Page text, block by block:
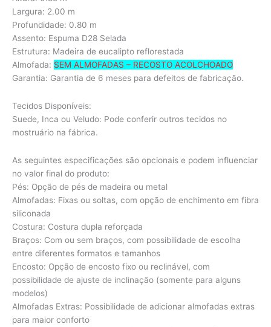
Largura: 2.00 m
Profundidade: 0.80 m
Assento: Espuma D28 Selada
Estrutura: Madeira de eucalipto reflorestada
Almofada: SEM ALMOFADAS – RECOSTO ACOLCHOADO
Garantia: Garantia de 6 meses para defeitos de fabricação.
Tecidos Disponíveis:
Suede, Inca ou Veludo: Pode conferir outros tecidos no
mostruário na fábrica.
As seguintes especificações são opcionais e podem influenciar
no valor final do produto:
Pés: Opção de pés de madeira ou metal
Almofadas: Fixas ou soltas, com opção de enchimento em fibra
siliconada
Costura: Costura dupla reforçada
Braços: Com ou sem braços, com possibilidade de escolha
entre diferentes formatos e tamanhos
Encosto: Opção de encosto fixo ou reclinável, com
possibilidade de ajuste de inclinação (somente para alguns
modelos)
Almofadas Extras: Possibilidade de adicionar almofadas extras
para maior conforto